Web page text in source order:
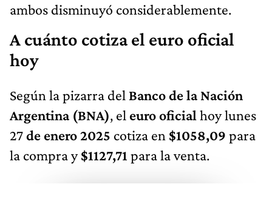
ambos disminuyó considerablemente.
A cuánto cotiza el euro oficial
hoy
Según la pizarra del Banco de la Nación
Argentina (BNA), el euro oficial hoy lunes
27de enero 2025 cotiza en $1058,09 para
la compra y$1127,71 para la venta.